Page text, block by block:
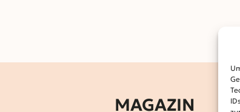
MAGAZIN